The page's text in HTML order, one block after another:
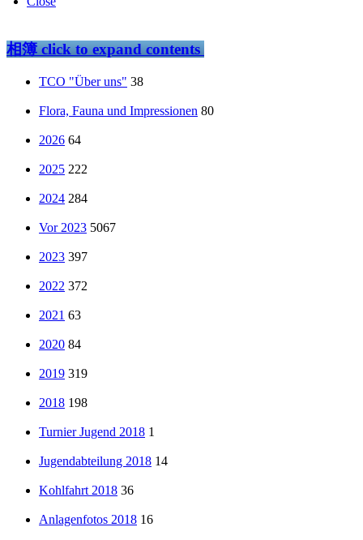
相簿click to expand contents
TCO "Über uns" 38
Flora, Fauna und Impressionen 80
2026 64
2025 222
2024 284
Vor 2023 5067
2023 397
2022 372
2021 63
2020 84
2019 319
2018 198
Turnier Jugend 2018 1
Jugendabteilung 2018 14
Kohlfahrt 2018 36
Anlagenfotos 2018 16